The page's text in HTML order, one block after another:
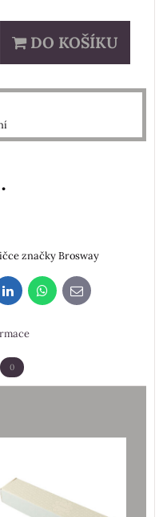
DO KOŠÍKU
•
značky Brosway
LinkedInWhatsApp
E-
mail
0